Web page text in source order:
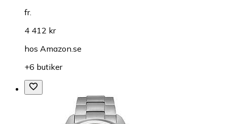
fr.
4 412 kr
hos Amazon.se
+6 butiker